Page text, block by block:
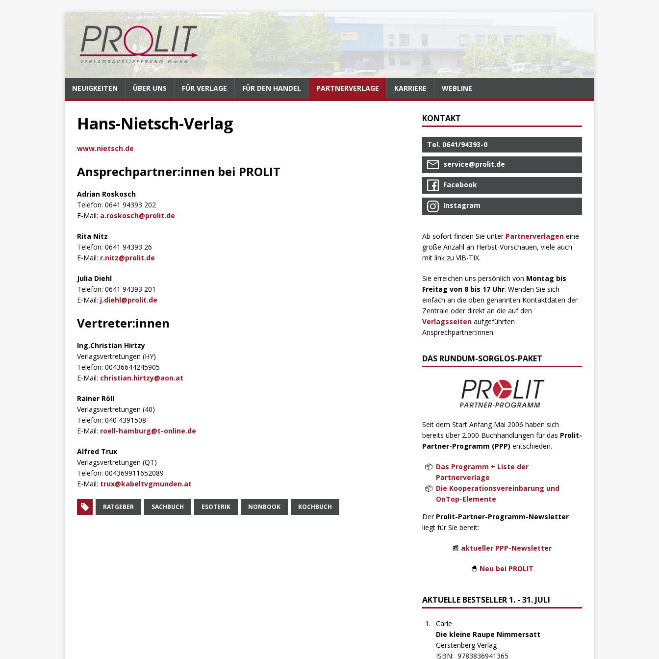
NEUIGKEITEN ÜBER UNS FÜR VERLAGE FÜR DEN HANDEL PARTNERVERLAGE KARRIERE WEBLINE
Hans-Nietsch-Verlag
www.nietsch.de
Ansprechpartner:innen bei PROLIT
Adrian Roskosch
Telefon: 0641 94393 202
E-Mail: a.roskosch@prolit.de
Rita Nitz
Telefon: 0641 94393 26
E-Mail: r.nitz@prolit.de
Julia Diehl
Telefon: 0641 94393 201
E-Mail: j.diehl@prolit.de
Vertreter:innen
Ing.Christian Hirtzy
Verlagsvertretungen (HY)
Telefon: 00436644245905
E-Mail: christian.hirtzy@aon.at
Rainer Röll
Verlagsvertretungen (40)
Telefon: 040 4391508
E-Mail: roell-hamburg@t-online.de
Alfred Trux
Verlagsvertretungen (QT)
Telefon: 004369911652089
E-Mail: trux@kabeltvgmunden.at
RATGEBER SACHBUCH ESOTERIK NONBOOK KOCHBUCH
KONTAKT
Tel. 0641/94393-0
service@prolit.de
Facebook
Instagram
Ab sofort finden Sie unter Partnerverlageneine
große Anzahl an Herbst-Vorschauen, viele auch
mit link zu VlB-TIX.
Sie erreichen uns persönlich von Montag bis
Freitag von 8 bis 17 Uhr. Wenden Sie sich
einfach an die oben genannten Kontaktdaten der
Zentrale oder direkt an die auf den
Verlagsseitenaufgeführten
Ansprechpartner:innen.
DAS RUNDUM-SORGLOS-PAKET
Seit dem Start Anfang Mai 2006 haben sich
bereits über 2.000 Buchhandlungen für das Prolit-
Partner-Programm (PPP) entschieden.
Das Programm + Liste der
Partnerverlage
Die Kooperationsvereinbarung und
OnTop-Elemente
Der Prolit-Partner-Programm-Newsletter
liegt für Sie bereit:
📰 aktueller PPP-Newsletter
🐣 Neu bei PROLIT
AKTUELLE BESTSELLER 1. - 31. JULI
Carle
Die kleine Raupe Nimmersatt
Gerstenberg Verlag
ISBN: 9783836941365